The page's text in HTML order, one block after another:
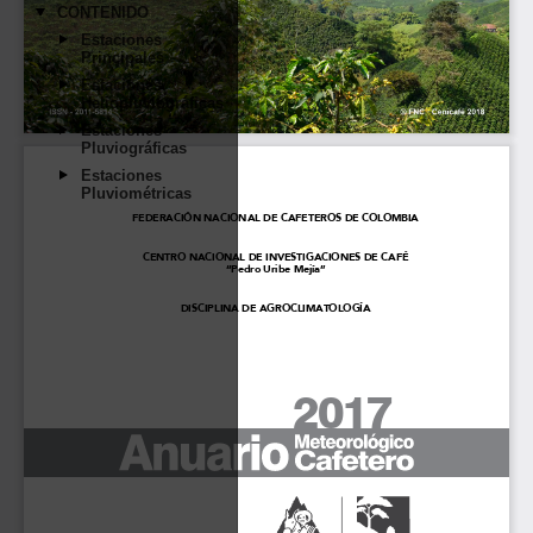
CONTENIDO
Estaciones
Principales
Estaciones
Heliopluviográficas
Estaciones
Pluviográficas
Estaciones
Pluviométricas
FEDERACIÓN NACIONAL DE CAFETEROS DE COLOMBIA
DISCIPLINA DE AGROCLIMATOLOGÍA
CENTRO NACIONAL DE INVESTIGACIONES DE CAFÉ
“Pedro Uribe Mejía”
2017